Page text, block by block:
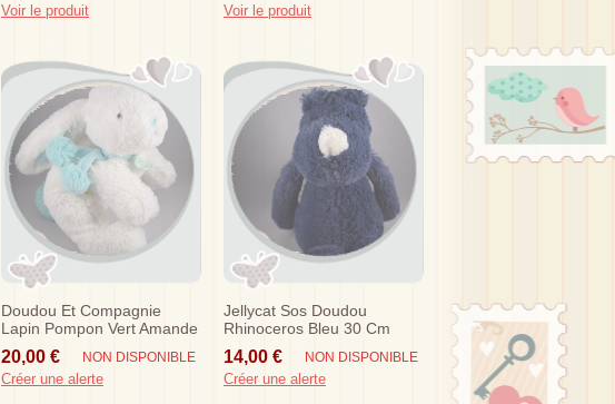
Voir le produit Voir le produit
Doudou Et Compagnie
Lapin Pompon Vert Amande
Allonge Blanc Dc2687 30
Cm
20,00 € NON DISPONIBLE
Créer une alerte
Jellycat Sos Doudou
Rhinoceros Bleu 30 Cm
14,00 € NON DISPONIBLE
Créer une alerte